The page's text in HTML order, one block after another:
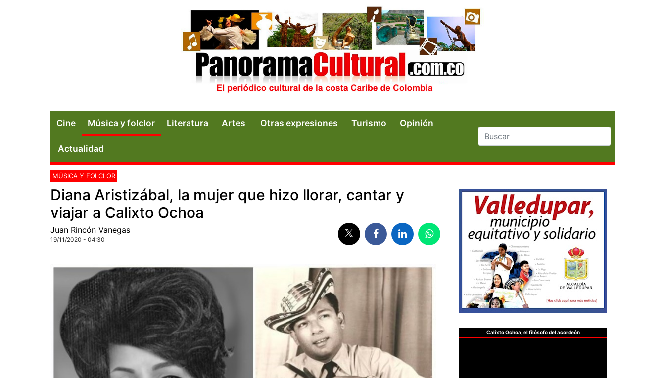
Cine Música y folclor Literatura Artes Otras expresiones Turismo Opinión
Actualidad
MÚSICA Y FOLCLOR
Diana Aristizábal, la mujer que hizo llorar, cantar y
viajar a Calixto Ochoa
Juan Rincón Vanegas
19/11/2020 - 04:30
Calixto Ochoa, el filósofo del acordeón